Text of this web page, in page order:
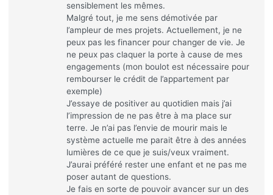
sensiblement les mêmes.
Malgré tout, je me sens démotivée par
l’ampleur de mes projets. Actuellement, je ne
peux pas les financer pour changer de vie. Je
ne peux pas claquer la porte à cause de mes
engagements (mon boulot est nécessaire pour
rembourser le crédit de l’appartement par
exemple)
J’essaye de positiver au quotidien mais j’ai
l’impression de ne pas être à ma place sur
terre. Je n’ai pas l’envie de mourir mais le
système actuelle me parait être à des années
lumières de ce que je suis/veux vraiment.
J’aurai préféré rester une enfant et ne pas me
poser autant de questions.
Je fais en sorte de pouvoir avancer sur un des